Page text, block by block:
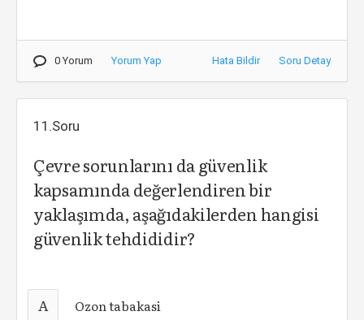
0 Yorum Yorum Yap Hata Bildir Soru Detay
11.Soru
Çevre sorunlarını da güvenlik
kapsamında değerlendiren bir
yaklaşımda, aşağıdakilerden hangisi
güvenlik tehdididir?
A Ozon tabakasi